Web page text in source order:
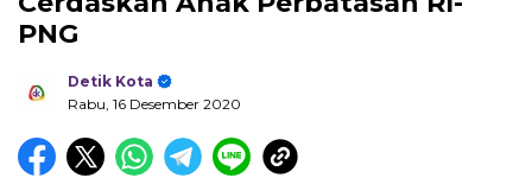
PNG
Detik Kota
Rabu, 16 Desember 2020